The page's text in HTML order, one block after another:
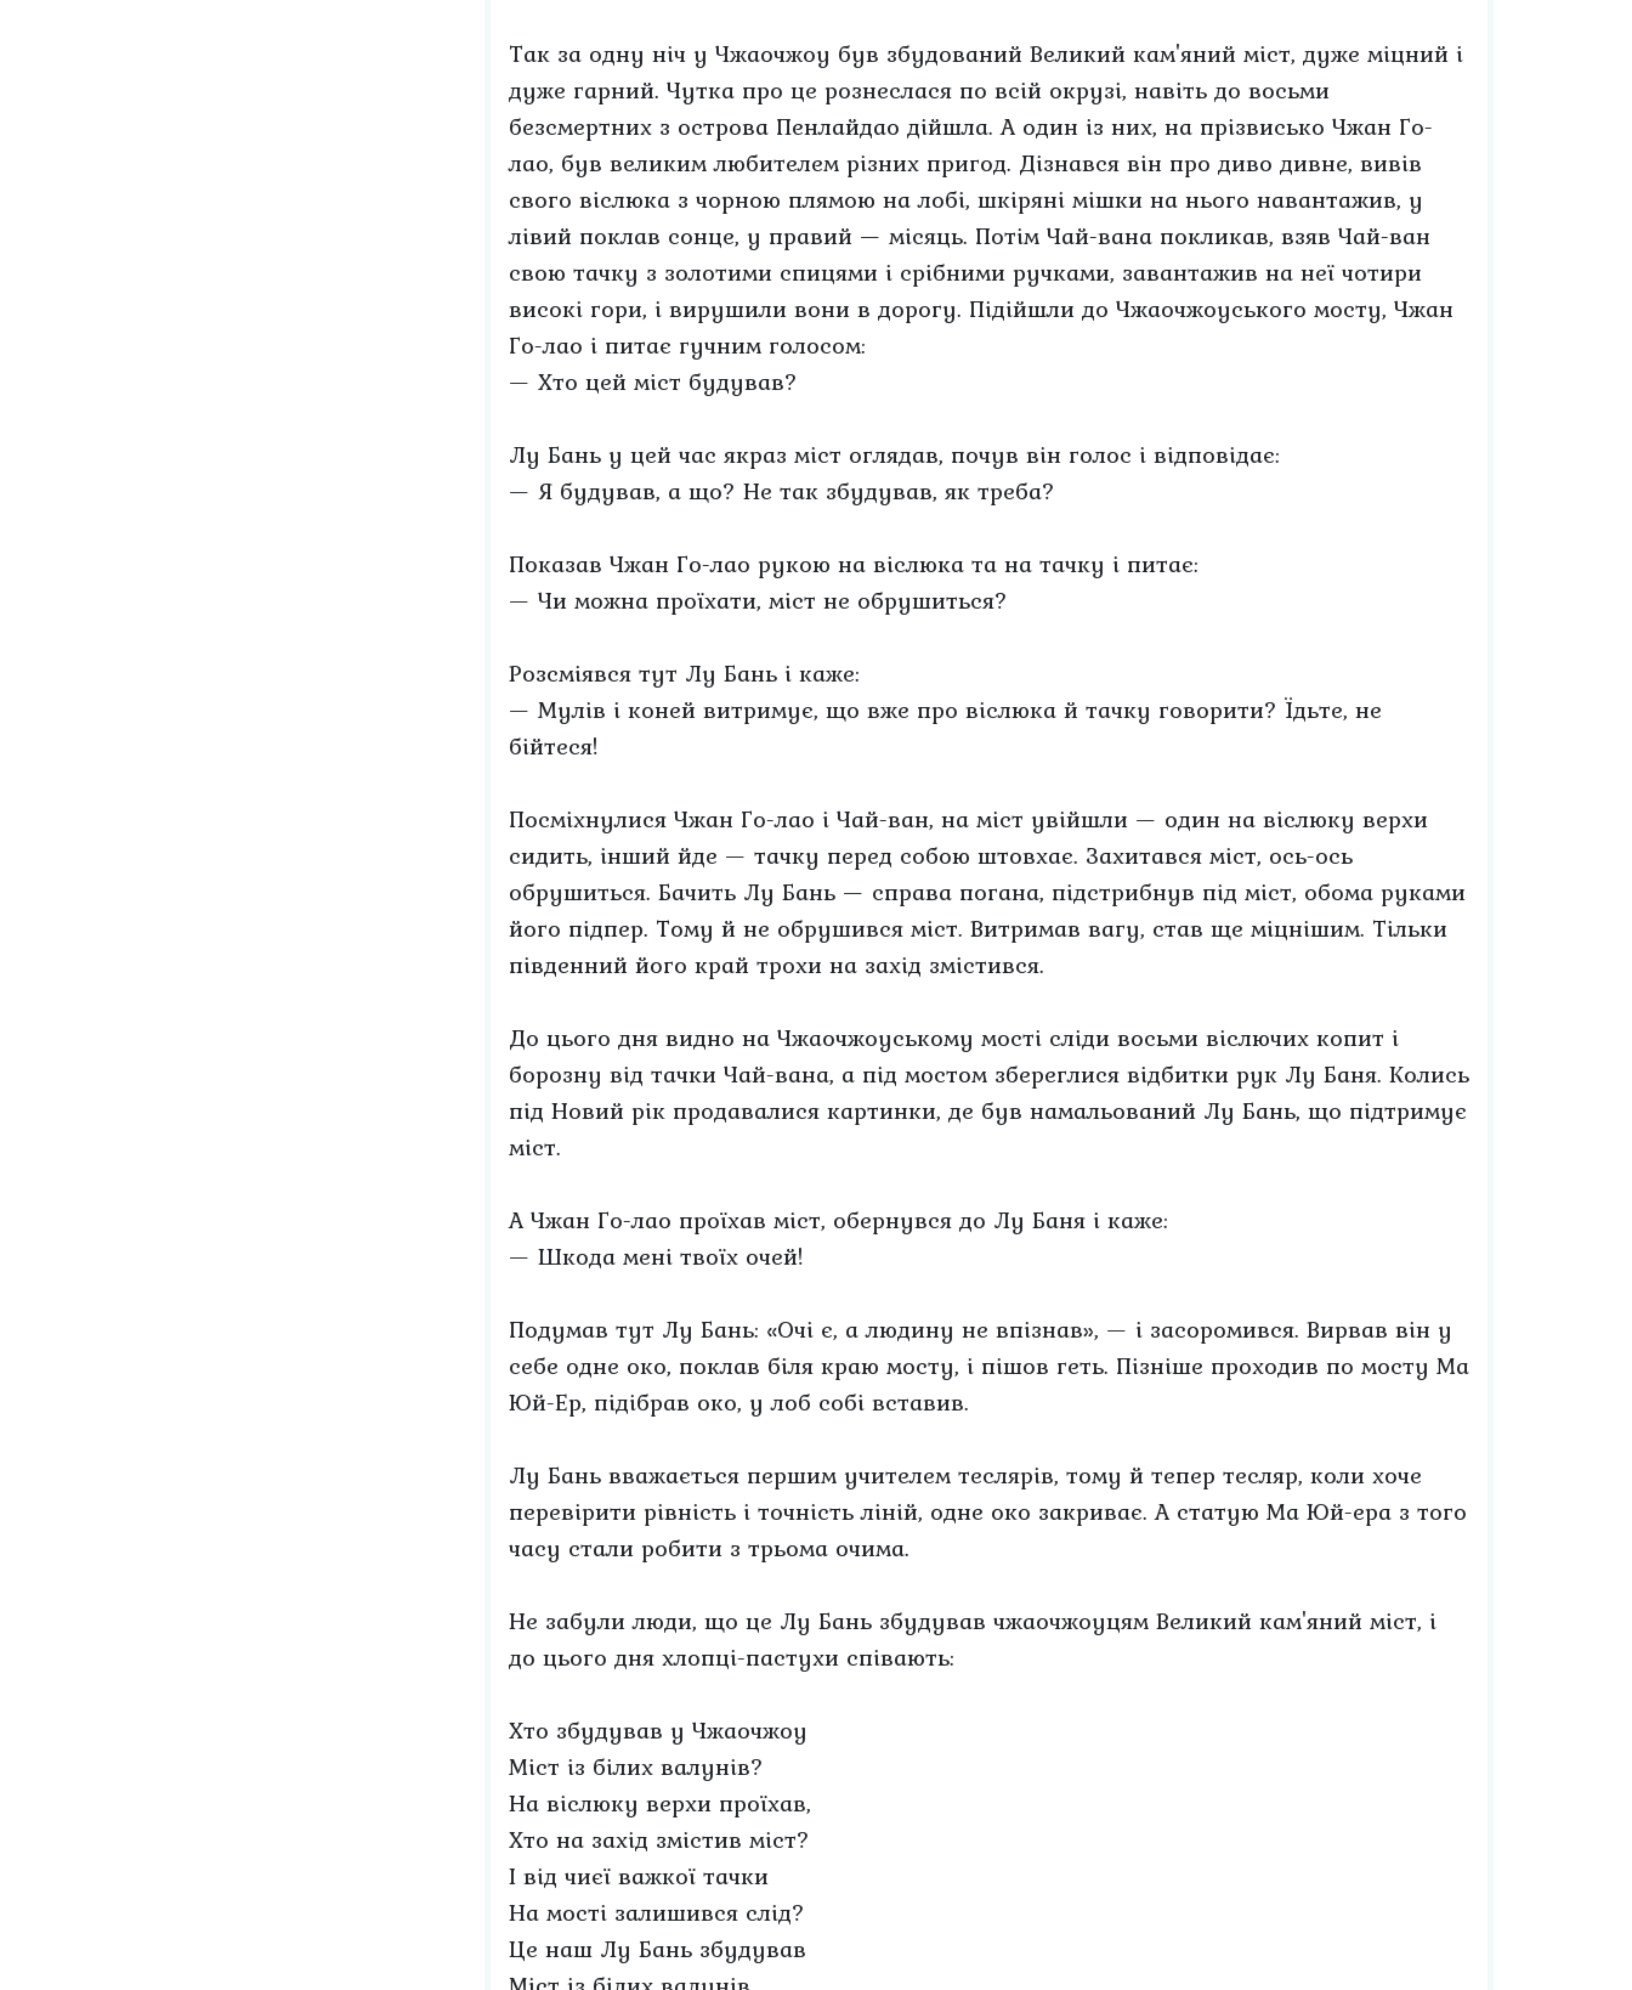
Так за одну ніч у Чжаочжоу був збудований Великий кам'яний міст, дуже міцний і
дуже гарний. Чутка про це рознеслася по всій окрузі, навіть до восьми
безсмертних з острова Пенлайдао дійшла. А один із них, на прізвисько Чжан Го-
лао, був великим любителем різних пригод. Дізнався він про диво дивне, вивів
свого віслюка з чорною плямою на лобі, шкіряні мішки на нього навантажив, у
лівий поклав сонце, у правий — місяць. Потім Чай-вана покликав, взяв Чай-ван
свою тачку з золотими спицями і срібними ручками, завантажив на неї чотири
високі гори, і вирушили вони в дорогу. Підійшли до Чжаочжоуського мосту, Чжан
Го-лао і питає гучним голосом:
— Хто цей міст будував?
Лу Бань у цей час якраз міст оглядав, почув він голос і відповідає:
— Я будував, а що? Не так збудував, як треба?
Показав Чжан Го-лао рукою на віслюка та на тачку і питає:
— Чи можна проїхати, міст не обрушиться?
Розсміявся тут Лу Бань і каже:
— Мулів і коней витримує, що вже про віслюка й тачку говорити? Їдьте, не
бійтеся!
Посміхнулися Чжан Го-лао і Чай-ван, на міст увійшли — один на віслюку верхи
сидить, інший йде — тачку перед собою штовхає. Захитався міст, ось-ось
обрушиться. Бачить Лу Бань — справа погана, підстрибнув під міст, обома руками
його підпер. Тому й не обрушився міст. Витримав вагу, став ще міцнішим. Тільки
південний його край трохи на захід змістився.
До цього дня видно на Чжаочжоуському мості сліди восьми віслючих копит і
борозну від тачки Чай-вана, а під мостом збереглися відбитки рук Лу Баня. Колись
під Новий рік продавалися картинки, де був намальований Лу Бань, що підтримує
міст.
А Чжан Го-лао проїхав міст, обернувся до Лу Баня і каже:
— Шкода мені твоїх очей!
Подумав тут Лу Бань: «Очі є, а людину не впізнав», — і засоромився. Вирвав він у
себе одне око, поклав біля краю мосту, і пішов геть. Пізніше проходив по мосту Ма
Юй-Ер, підібрав око, у лоб собі вставив.
Лу Бань вважається першим учителем теслярів, тому й тепер тесляр, коли хоче
перевірити рівність і точність ліній, одне око закриває. А статую Ма Юй-ера з того
часу стали робити з трьома очима.
Не забули люди, що це Лу Бань збудував чжаочжоуцям Великий кам'яний міст, і
до цього дня хлопці-пастухи співають:
Хто збудував у Чжаочжоу
Міст із білих валунів?
На віслюку верхи проїхав,
Хто на захід змістив міст?
І від чиєї важкої тачки
На мості залишився слід?
Це наш Лу Бань збудував